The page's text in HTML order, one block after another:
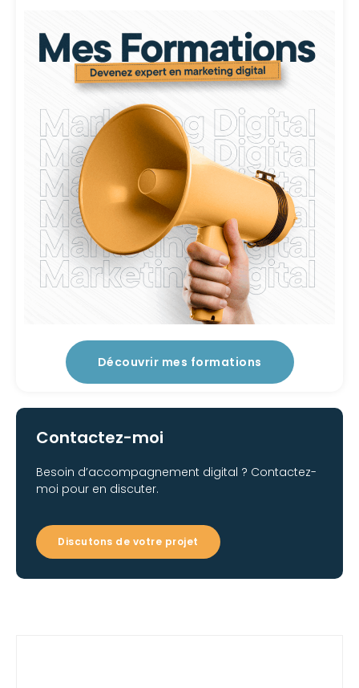
Découvrir mes formations
Contactez-moi
Besoin d’accompagnement digital ? Contactez-
moi pour en discuter.
Discutons de votre projet